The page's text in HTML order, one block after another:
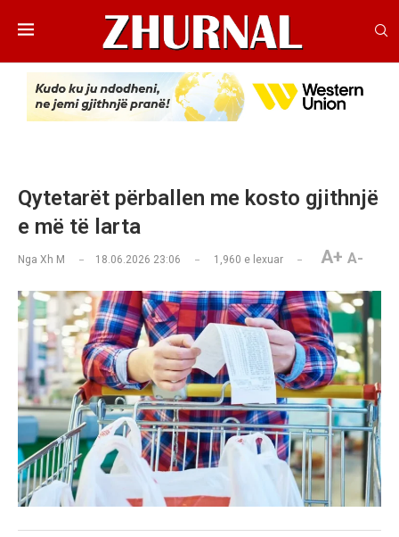
Qytetarët përballen me kosto gjithnjë
e më të larta
Nga Xh M 18.06.2026 23:06 1,960 e lexuar A+ A-